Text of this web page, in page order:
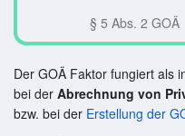
§ 5 Abs. 2 GOÄ
Der GOÄ Faktor fungiert als
bei der Abrechnung von
bzw. bei der Erstellung der